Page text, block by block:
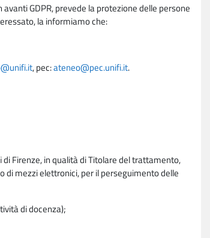
GDPR, prevede la protezione delle persone
la informiamo che:
, pec:ateneo@pec.unifi.it.
Firenze, in qualità di Titolare del trattamento,
mezzi elettronici, per il perseguimento delle
di docenza);